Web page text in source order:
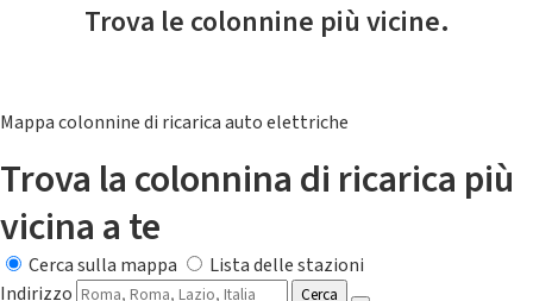
Trova le colonnine più vicine.
Mappa colonnine di ricarica auto elettriche
Trova la colonnina di ricarica più
vicina a te
Cerca sulla mappa
Lista delle stazioni
Indirizzo
Cerca